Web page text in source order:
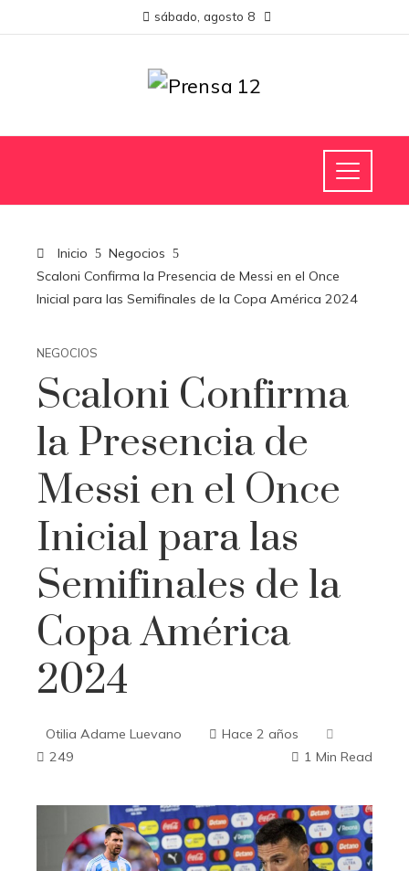
sábado, agosto 8
Inicio
Negocios
Scaloni Confirma la Presencia de Messi en el Once
Inicial para las Semifinales de la Copa América 2024
NEGOCIOS
Scaloni Confirma
la Presencia de
Messi en el Once
Inicial para las
Semifinales de la
Copa América
2024
Otilia Adame Luevano
Hace 2 años
249
1 Min Read